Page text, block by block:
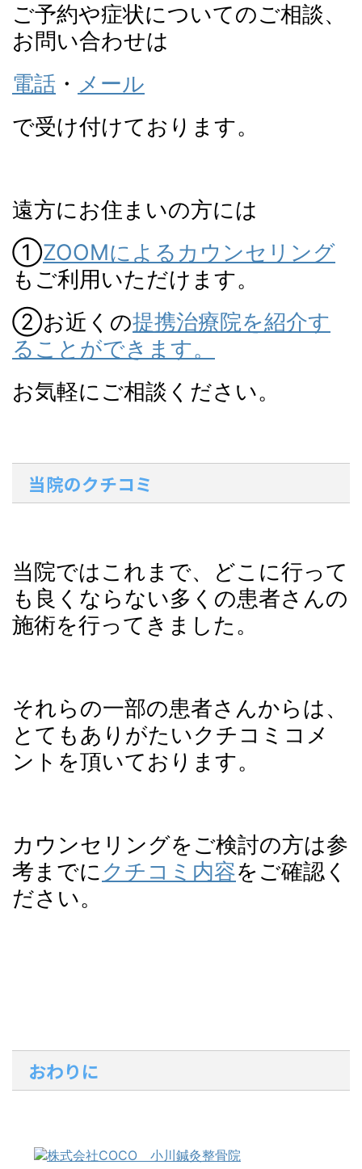
ご予約や症状についてのご相談、
お問い合わせは
電話 ・ メール
で受け付けております。
遠方にお住まいの方には
①ZOOMによるカウンセリング
もご利用いただけます。
②お近くの提携治療院を紹介す
ることができます。
お気軽にご相談ください。
当院のクチコミ
当院ではこれまで、どこに行って
も良くならない多くの患者さんの
施術を行ってきました。
それらの一部の患者さんからは、
とてもありがたいクチコミコメ
ントを頂いております。
カウンセリングをご検討の方は参
考までにクチコミ内容をご確認く
ださい。
おわりに